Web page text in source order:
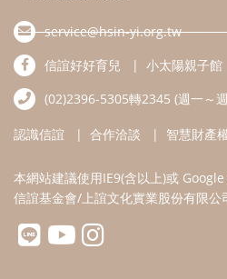
service@hsin-yi.org.tw
信誼好好育兒
小太陽親子館
(02)2396-5305轉2345 (週一～
認識信誼 合作洽談 智慧財產
本網站建議使用IE9(含以上)或
信誼基金會/上誼文化實業股份有限